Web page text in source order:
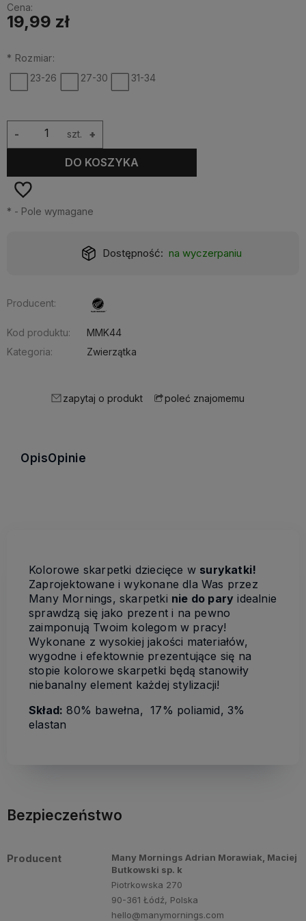
Cena:
19,99 zł
* Rozmiar:
23-26
27-30 31-34
szt. +
-
DO KOSZYKA
* - Pole wymagane
Realizacja: 24 godziny
Producent:
Kod produktu:
MMK44
Kategoria:
Zwierzątka
zapytaj o produkt poleć znajomemu
OpisOpinie
Kolorowe skarpetki dziecięce w surykatki!
Zaprojektowane i wykonane dla Was przez
Many Mornings, skarpetki nie do pary idealnie
sprawdzą się jako prezent i na pewno
zaimponują Twoim kolegom w pracy!
Wykonane z wysokiej jakości materiałów,
wygodne i efektownie prezentujące się na
stopie kolorowe skarpetki będą stanowiły
niebanalny element każdej stylizacji!
Skład: 80% bawełna, 17% poliamid, 3%
elastan
Bezpieczeństwo
Producent
Many Mornings Adrian Morawiak, Maciej
Butkowski sp. k
Piotrkowska 270
90-361 Łódź, Polska
hello@manymornings.com